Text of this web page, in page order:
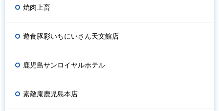
焼肉上畜
遊食豚彩いちにいさん天文館店
鹿児島サンロイヤルホテル
素敵庵鹿児島本店